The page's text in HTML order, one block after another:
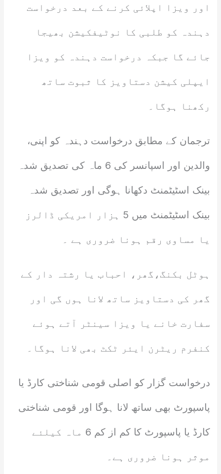
اور ویزا اپلائی کرنے کے بعد درخواست
دہندہ کو طلبی کا نوٹیفکیشن بھیجا
جائے گا جبکہ درخواست دہندہ کو ویزا
ایپلی کیشن دستاویز کا ثبوت ساتھ
رکھنا ہوگا۔
ترجمان کے مطابق درخواست دہندہ کو اپنی،
والدین اور اسپانسر کی 6 ماہ کی تصدیق شدہ
بینک اسٹیٹمنٹ دکھانا ہوگی اور تصدیق شدہ
بینک اسٹیٹمنٹ میں 5 ہزار امریکی ڈالرز
یا مساوی رقم ہونا ضروری ہے ۔
ہوٹل بکنگ،گھر، احباب یا رشتہ دار کے
گھر کی دستاویز ساتھ لانا ہوں گی اور
سفارت خانے یا ویزا سینٹر آتے ہوئے
کنفرم ریٹرن ایئر ٹکٹ بھی لانا ہوگا۔
درخواست گزار کو اصلی قومی شناختی کارڈ یا
پاسپورٹ بھی ساتھ لانا ہوگا اور قومی شناختی
کارڈ یا پاسپورٹ کا کم از کم 6 ماہ کیلئے
موثر ہونا ضروری ہے۔